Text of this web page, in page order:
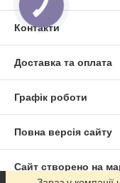
Контакти
Доставка та оплата
Графік роботи
Повна версія сайту
Сайт створено на
КНОПКА
ЗВ'ЯЗКУ